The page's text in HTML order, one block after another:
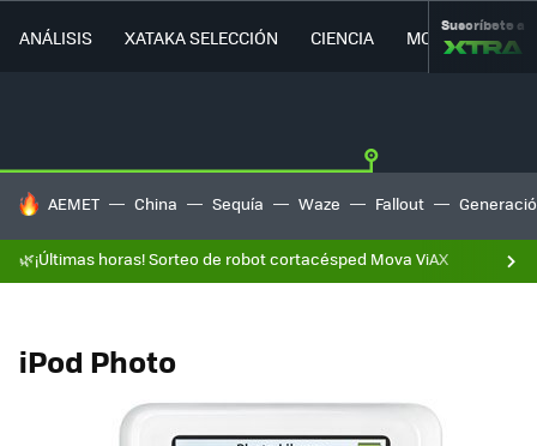
ANÁLISIS XATAKA SELECCIÓN CIENCIA MOVILIDAD
Suscríbete a
HOY SE HABLA DE
AEMET China Sequía Waze Fallout
🌿¡Últimas horas! Sorteo de robot cortacésped Mova ViAX
iPod Photo